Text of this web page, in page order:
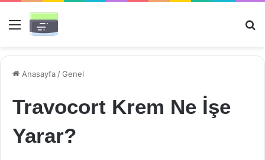
Menü
Anasayfa /Genel
Travocort Krem Ne İşe
Yarar?